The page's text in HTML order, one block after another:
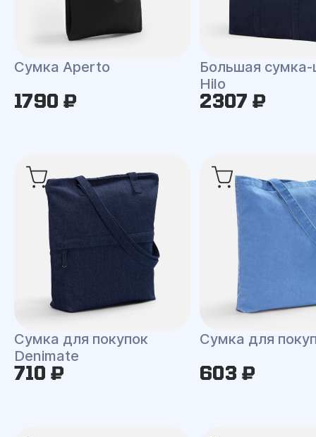
Сумка Aperto
1790 ₽
Большая
Hilo
2307 ₽
Сумка для покупок
Denimate
710 ₽
Сумка для
603 ₽